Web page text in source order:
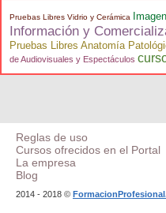
Pruebas Libres Vidrio y Cerámica
Información y
Pruebas Libres Anatomía
de Audiovisuales y Espectáculos
Reglas de uso
Cursos ofrecidos en el Portal
La empresa
Blog
2014 - 2018 ©